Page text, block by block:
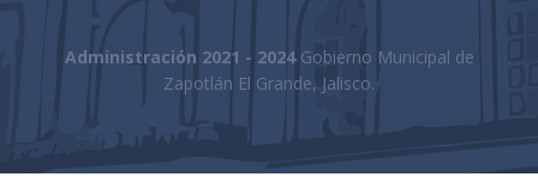
Administración 2021 - 2024Gobierno Municipal de
Zapotlán El Grande, Jalisco.